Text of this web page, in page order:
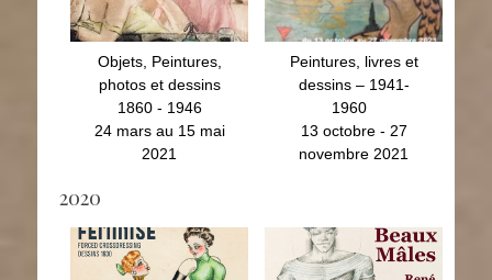
Objets, Peintures,
photos et dessins
1860 - 1946
24 mars au 15 mai
2021
Peintures, livres et
dessins – 1941-
1960
13 octobre - 27
novembre 2021
2020
Féminisé
Dessins
Les Beaux Mâles
Dessins 1950-1970